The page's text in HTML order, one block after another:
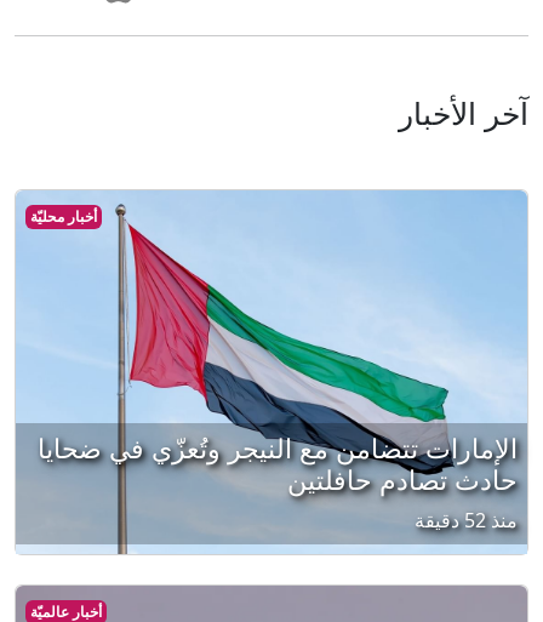
آخر الأخبار
أخبار محليّة
الإمارات تتضامن مع النيجر وتُعزّي في ضحايا
حادث تصادم حافلتين
منذ 52 دقيقة
أخبار عالميّة